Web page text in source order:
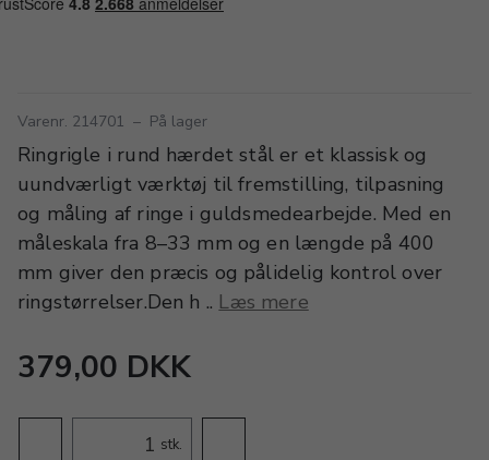
Varenr. 214701 – På lager
Ringrigle i rund hærdet stål er et klassisk og
uundværligt værktøj til fremstilling, tilpasning
og måling af ringe i guldsmedearbejde. Med en
måleskala fra 8–33 mm og en længde på 400
mm giver den præcis og pålidelig kontrol over
ringstørrelser.Den h .. Læs mere
379,00 DKK
stk.